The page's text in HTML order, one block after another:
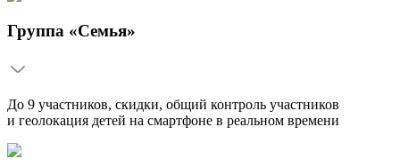
Группа «Семья»
До 9 участников, скидки, общий контроль участников
и геолокация детей на смартфоне в реальном времени